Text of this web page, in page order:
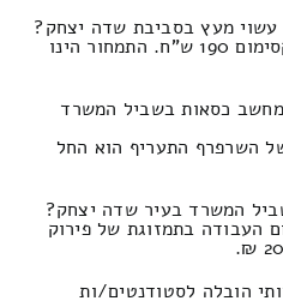
עשוי מעץ בסביבת שדה יצחק?
המחיר זהו לכל הפחות 150 ומקסימום 190 ש"ח. התמחור הינו
כסאות בשביל המשרד
השרפרף התעריף הוא החל
המשרד בעיר שדה יצחק?
העבודה בתמזוגת של פירוק
הובלה לסטודנטים/ות